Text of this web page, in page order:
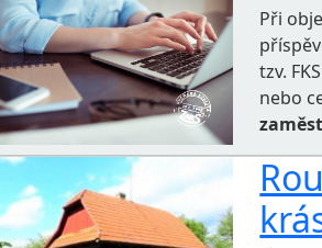
Při
tzv.
nebo